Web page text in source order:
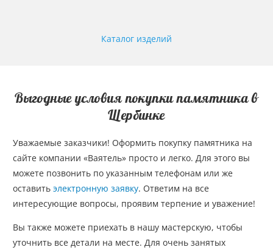
Каталог изделий
Выгодные условия покупки памятника в
Щербинке
Уважаемые заказчики! Оформить покупку памятника на
сайте компании «Ваятель» просто и легко. Для этого вы
можете позвонить по указанным телефонам или же
оставить электронную заявку. Ответим на все
интересующие вопросы, проявим терпение и уважение!
Вы также можете приехать в нашу мастерскую, чтобы
уточнить все детали на месте. Для очень занятых